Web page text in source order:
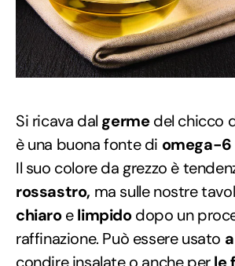
Si ricava dal germedel chicco
è una buona fonte di omega-6
Il suo colore da grezzo è
rossastro, ma sulle nostre
chiaroelimpidodopo un
raffinazione. Può essere usato
condire insalate o anche perle